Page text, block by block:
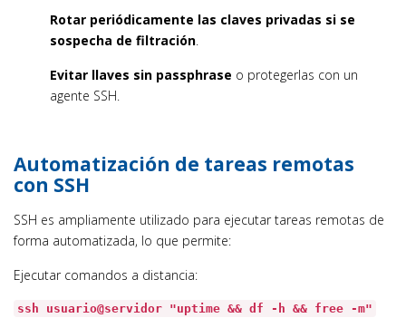
Rotar periódicamente las claves privadas si se
sospecha de filtración.
Evitar llaves sin passphrase o protegerlas con un
agente SSH.
Automatización de tareas remotas
con SSH
SSH es ampliamente utilizado para ejecutar tareas remotas de
forma automatizada, lo que permite:
Ejecutar comandos a distancia:
ssh usuario@servidor "uptime && df -h && free -m"